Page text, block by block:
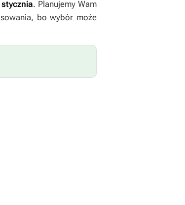
. Planujemy Wam
bo wybór może